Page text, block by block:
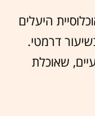
היעלים
דרמטי.
שאוכלת